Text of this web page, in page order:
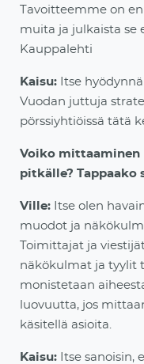
Tavoitteemme on
muita ja julkaista se
Kauppalehti
Kaisu: Itse
Vuodan juttuja
pörssiyhtiöissä tätä
Voiko mittaaminen
pitkälle? Tappaako
Ville: Itse olen
muodot ja
Toimittajat ja
näkökulmat ja tyylit
monistetaan
luovuutta, jos
käsitellä asioita.
Kaisu: Itse sanoisin,